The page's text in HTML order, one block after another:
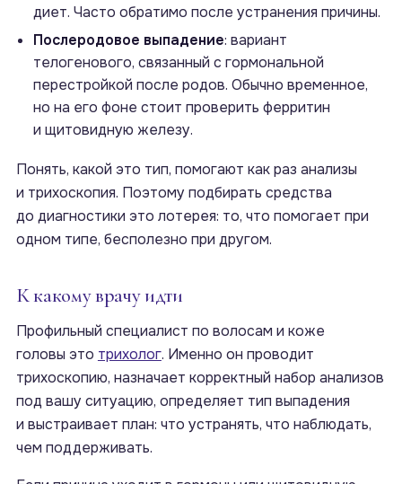
диет. Часто обратимо после устранения причины.
Послеродовое выпадение: вариант
телогенового, связанный с гормональной
перестройкой после родов. Обычно временное,
но на его фоне стоит проверить ферритин
и щитовидную железу.
Понять, какой это тип, помогают как раз анализы
и трихоскопия. Поэтому подбирать средства
до диагностики это лотерея: то, что помогает при
одном типе, бесполезно при другом.
К какому врачу идти
Профильный специалист по волосам и коже
головы это трихолог. Именно он проводит
трихоскопию, назначает корректный набор анализов
под вашу ситуацию, определяет тип выпадения
и выстраивает план: что устранять, что наблюдать,
чем поддерживать.